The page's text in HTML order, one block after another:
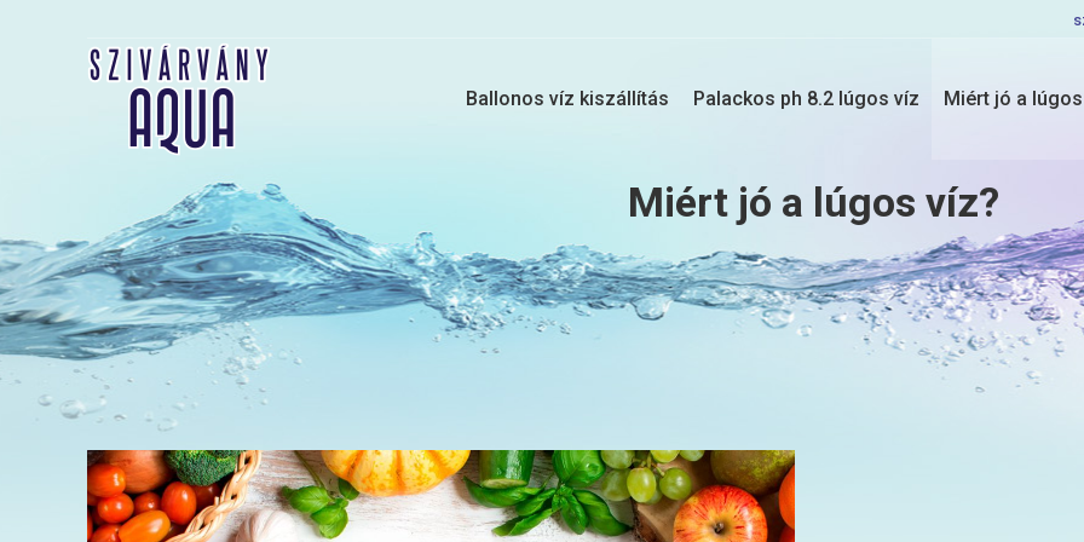
Ballonos víz kiszállítás Palackos ph 8.2 lúgos víz Miért jó a
Miért jó a lúgos víz?